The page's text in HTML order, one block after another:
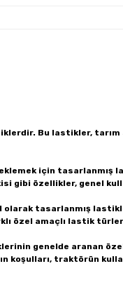
Bu lastikler,
için
gibi özellikler, genel
tasarlanmış
özel amaçlı lastik
genelde aranan
traktörün